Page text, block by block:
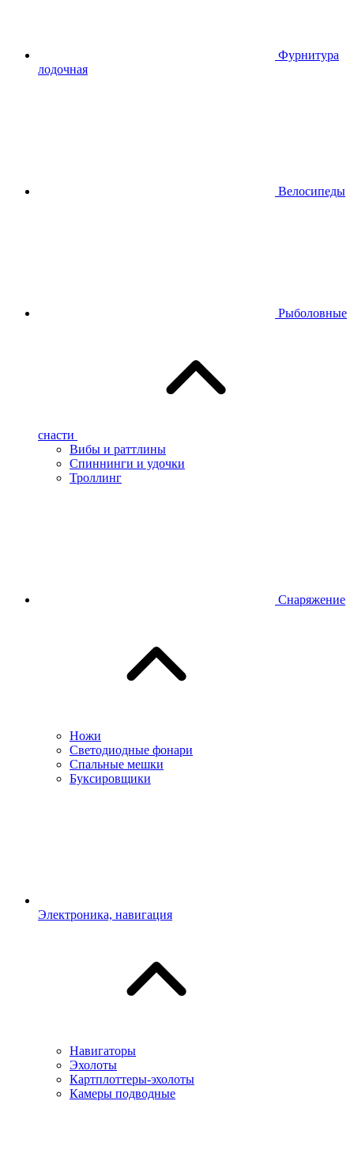
Фурнитура
лодочная
Велосипеды
Рыболовные
снасти
Вибы и раттлины
Спиннинги и удочки
Троллинг
Снаряжение
Ножи
Светодиодные фонари
Спальные мешки
Буксировщики
Электроника, навигация
Навигаторы
Эхолоты
Картплоттеры-эхолоты
Камеры подводные